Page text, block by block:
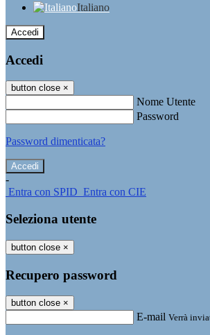
Italiano
Accedi
Accedi
button close ×
Nome Utente
Password
Password dimenticata?
-
Entra con SPID Entra con CIE
Seleziona utente
button close ×
Recupero password
button close ×
E-mail Verrà